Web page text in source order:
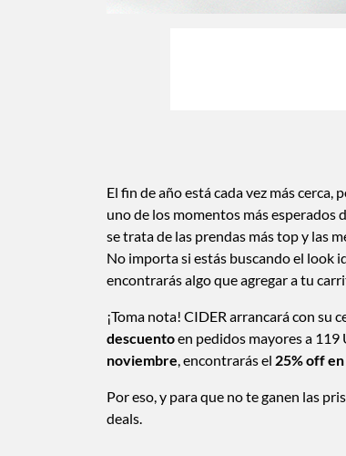
El fin de año está cada vez más
uno de los momentos más esperados
se trata de las prendas más top y las
No importa si estás buscando el look
encontrarás algo que agregar a tu
¡Toma nota! CIDER arrancará con su
descuentoen pedidos mayores a 119
noviembre , encontrarás el 25% off
Por eso, y para que no te ganen las
deals.